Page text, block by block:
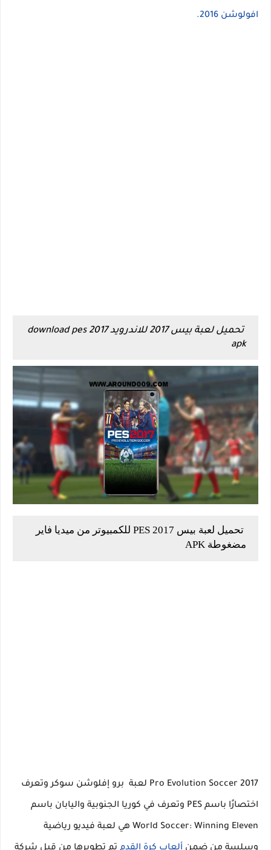
افولوشن 2016.
تحميل لعبة بيس 2017 للاندرويد download pes 2017
apk
تحميل لعبة بيس 2017 PES للكمبيوتر من ميديا فاير
مضغوطة APK
2017 Pro Evolution Soccer لعبة برو إفلوشن سوكر‏ وتعرف
اختصارًا باسم PES وتعرف في كوريا الجنوبية واليابان باسم
World Soccer: Winning Eleven هي لعبة فيديو رياضية